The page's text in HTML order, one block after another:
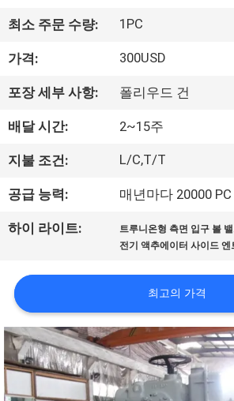
관
한
것
공
장
어
품
질
최소 주문 수량: 1PC
가격: 300USD
포장 세부 사항: 폴리우드 건
배달 시간: 2~15주
지불 조건: L/C,T/T
공급 능력: 매년마다 20000 PC
하이 라이트: 트루니온형 측면 입구 볼
전기 액추에이터 사이드 엔
최고의 가격